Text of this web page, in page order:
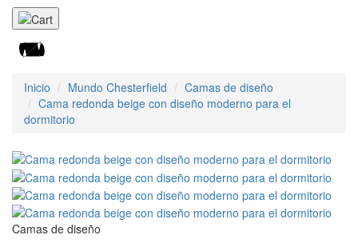
Inicio Mundo Chesterfield
Camas de diseño
Cama redonda beige con diseño moderno para el
dormitorio
Camas de diseño